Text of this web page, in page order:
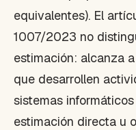
equivalentes). El
1007/2023 no
estimación: alcanza
que desarrollen
sistemas
estimación directa u